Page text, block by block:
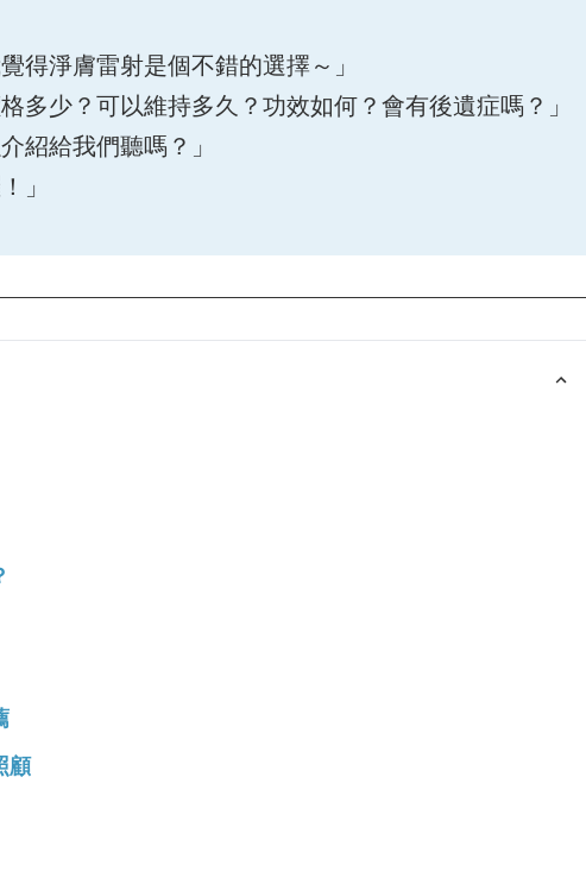
得淨膚雷射是個不錯的選擇～」
多少？可以維持多久？功效如何？會有後遺症嗎？」
紹給我們聽嗎？」
」
顧